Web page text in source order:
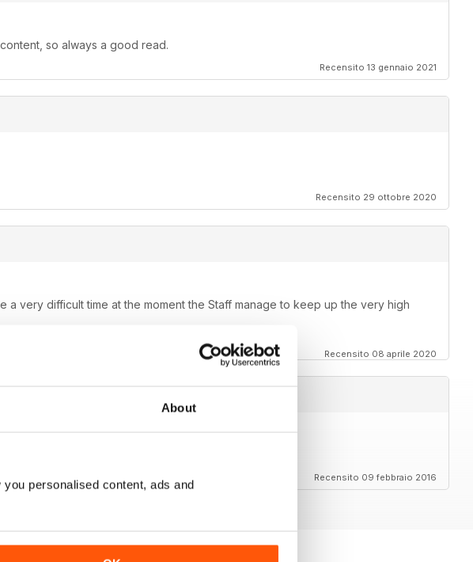
About
personalised content, ads and
so always a good read.
Recensito 13 gennaio 2021
Recensito 29 ottobre 2020
a very difficult time at the moment the Staff manage to keep up the very high
Recensito 08 aprile 2020
IT!
Recensito 09 febbraio 2016